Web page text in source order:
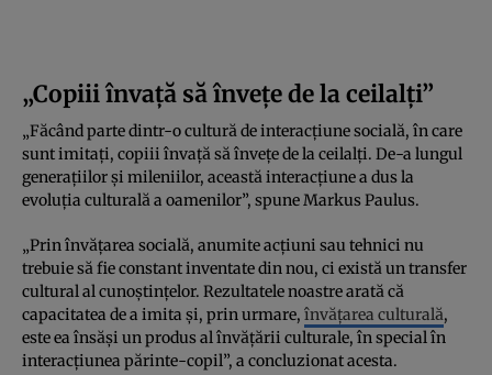
„Copiii învață să învețe de la ceilalți”
„Făcând parte dintr-o cultură de interacțiune socială, în care
sunt imitați, copiii învață să învețe de la ceilalți. De-a lungul
generațiilor și mileniilor, această interacțiune a dus la
evoluția culturală a oamenilor”, spune Markus Paulus.
„Prin învățarea socială, anumite acțiuni sau tehnici nu
trebuie să fie constant inventate din nou, ci există un transfer
cultural al cunoștințelor. Rezultatele noastre arată că
capacitatea de a imita și, prin urmare, învățarea culturală,
este ea însăși un produs al învățării culturale, în special în
interacțiunea părinte-copil”, a concluzionat acesta.